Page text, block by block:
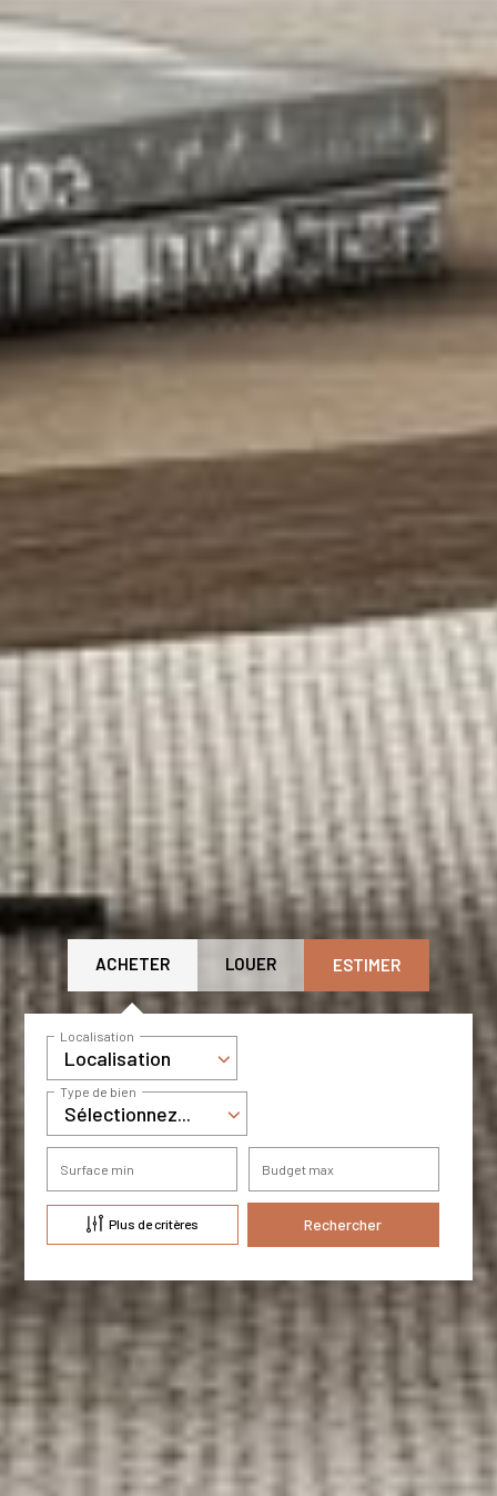
ACHETER LOUER ESTIMER
Localisation
Localisation
Sélectionnez...
Type de bien
Surface min Budget max
Plus de critères